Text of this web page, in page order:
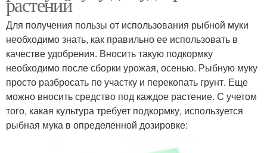
Для получения пользы от использования рыбной муки
необходимо знать, как правильно ее использовать в
качестве удобрения. Вносить такую подкормку
необходимо после сборки урожая, осенью. Рыбную муку
просто разбросать по участку и перекопать грунт. Еще
можно вносить средство под каждое растение. С учетом
того, какая культура требует подкормку, используется
рыбная мука в определенной дозировке: